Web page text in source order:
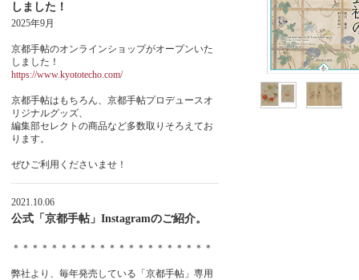
しました！
2025年9月
京都手帖のオンラインショップがオープンいた
しました！
https://www.kyototecho.com/
京都手帖はもちろん、京都手帖プロデュースオ
リジナルグッズ、
編集部セレクトの商品など多数取りそろえてお
ります。
ぜひご利用くださいませ！
2021.10.06
公式「京都手帖」Instagramのご紹介。
＊＊＊＊＊＊＊＊＊＊＊＊＊＊＊＊＊＊＊＊＊
弊社より、毎年発売している「京都手帖」専用